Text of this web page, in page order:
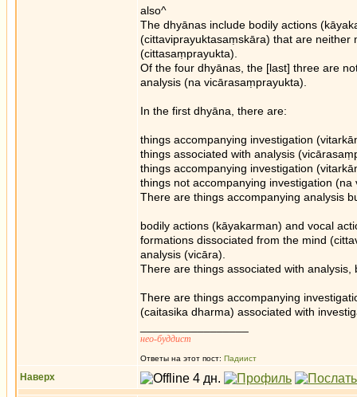
also^
The dhyānas include bodily actions
(cittaviprayuktasaṃskāra) that are
(cittasaṃprayukta).
Of the four dhyānas, the [last] three are
analysis (na vicārasaṃprayukta).
In the first dhyāna, there are:
things accompanying investigation
things associated with analysis
things accompanying investigation
things not accompanying investigation
There are things accompanying analysis
bodily actions (kāyakarman) and vocal
formations dissociated from the mind
analysis (vicāra).
There are things associated with
There are things accompanying
(caitasika dharma) associated with
нео-буддист
Ответы на этот пост: Падиист
Наверх